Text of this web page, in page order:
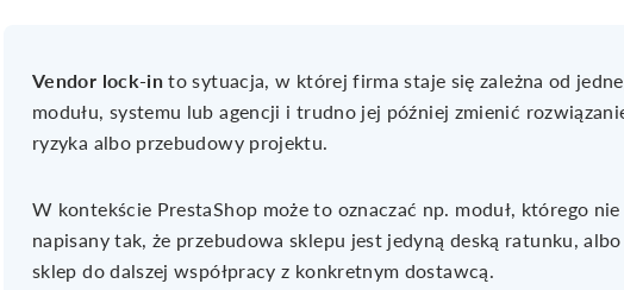
Vendor lock-into sytuacja, w której firma staje się zależna od
modułu, systemu lub agencji i trudno jej później zmienić
ryzyka albo przebudowy projektu.
W kontekście PrestaShop może to oznaczać np. moduł, którego
napisany tak, że przebudowa sklepu jest jedyną deską ratunku,
sklep do dalszej współpracy z konkretnym dostawcą.